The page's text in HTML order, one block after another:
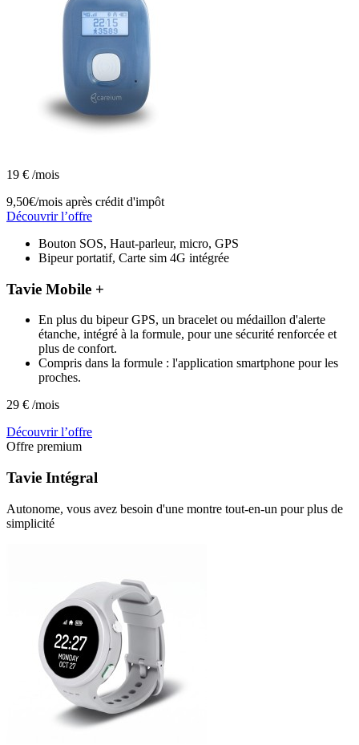
19 € /mois
9,50€/mois après crédit d'impôt
Découvrir l’offre
Bouton SOS, Haut-parleur, micro, GPS
Bipeur portatif, Carte sim 4G intégrée
Tavie Mobile +
En plus du bipeur GPS, un bracelet ou médaillon d'alerte
étanche, intégré à la formule, pour une sécurité renforcée et
plus de confort.
Compris dans la formule : l'application smartphone pour les
proches.
29 € /mois
Découvrir l’offre
Offre premium
Tavie Intégral
Autonome, vous avez besoin d'une montre tout-en-un pour plus de
simplicité